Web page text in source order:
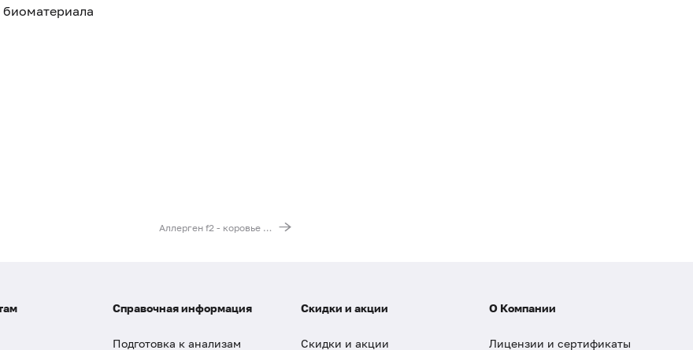
биоматериала
Аллерген f2 - коровье молоко, IgE
Справочная информация
Подготовка к анализам
Скидки и акции
Скидки и акции
О Компании
Лицензии и сертификаты